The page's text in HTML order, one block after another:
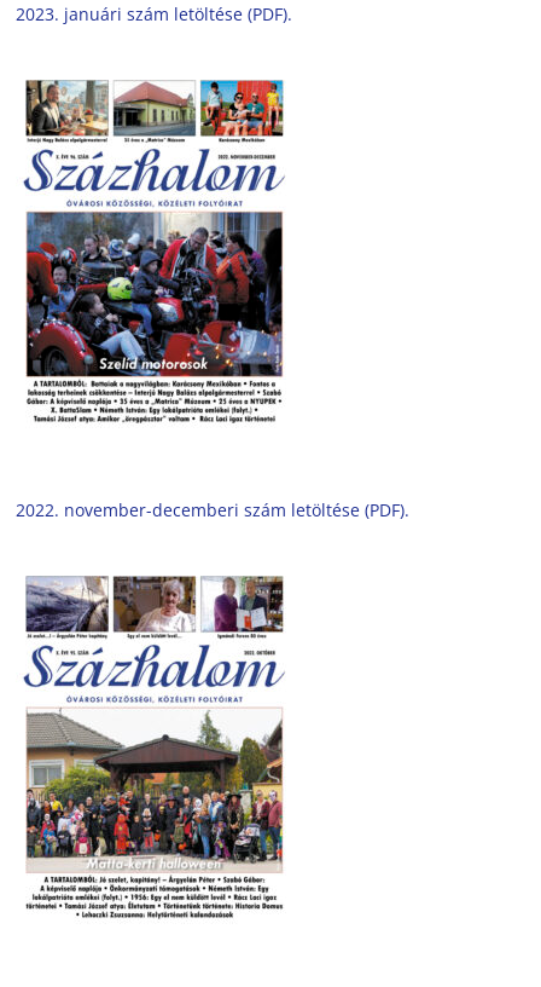
2023. januári szám letöltése (PDF).
2022. november-decemberi szám letöltése (PDF).